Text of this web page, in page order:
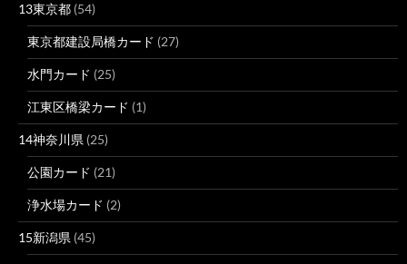
13東京都 (54)
東京都建設局橋カード (27)
水門カード (25)
江東区橋梁カード (1)
14神奈川県 (25)
公園カード (21)
浄水場カード (2)
15新潟県 (45)